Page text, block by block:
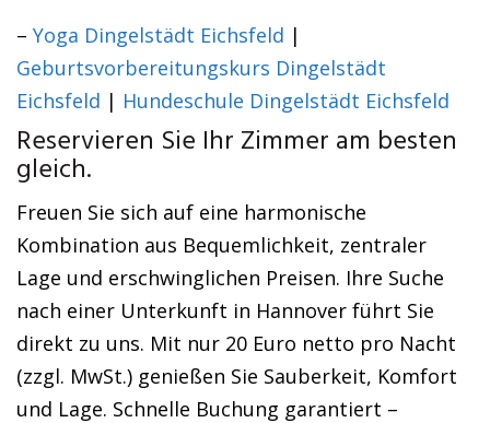
– Yoga Dingelstädt Eichsfeld |
Geburtsvorbereitungskurs Dingelstädt
Eichsfeld | Hundeschule Dingelstädt Eichsfeld
Reservieren Sie Ihr Zimmer am besten
gleich.
Freuen Sie sich auf eine harmonische
Kombination aus Bequemlichkeit, zentraler
Lage und erschwinglichen Preisen. Ihre Suche
nach einer Unterkunft in Hannover führt Sie
direkt zu uns. Mit nur 20 Euro netto pro Nacht
(zzgl. MwSt.) genießen Sie Sauberkeit, Komfort
und Lage. Schnelle Buchung garantiert –